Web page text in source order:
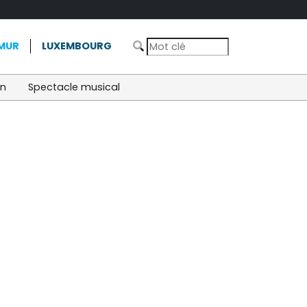
LUXEMBOURG
Spectacle musical